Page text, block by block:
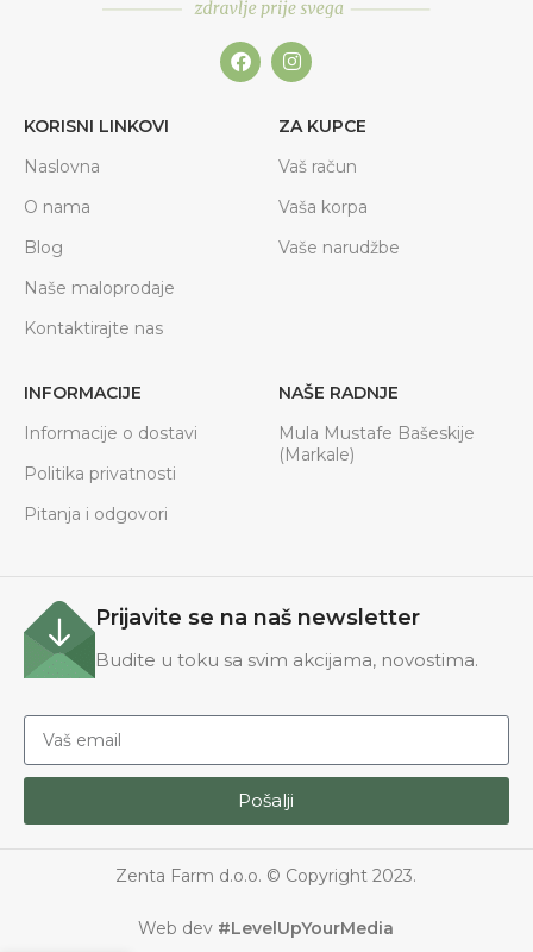
KORISNI LINKOVI
Naslovna
O nama
Blog
Naše maloprodaje
Kontaktirajte nas
ZA KUPCE
Vaš račun
Vaša korpa
Vaše narudžbe
INFORMACIJE
Informacije o dostavi
Politika privatnosti
Pitanja i odgovori
NAŠE RADNJE
Mula Mustafe Bašeskije
(Markale)
Prijavite se na naš newsletter
Budite u toku sa svim akcijama, novostima.
Pošalji
Zenta Farm d.o.o. © Copyright 2023.
Web dev #LevelUpYourMedia